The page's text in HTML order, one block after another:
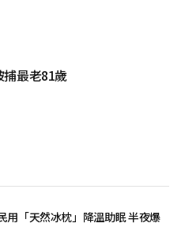
捕最老81歲
用「天然冰枕」降溫助眠 半夜爆